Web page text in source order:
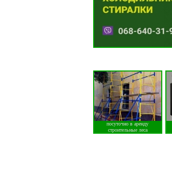
посуточно в аренду
строительные леса